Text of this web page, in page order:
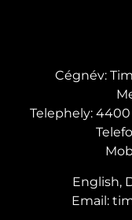
Cégnév:
Telephely: 4400
English,
Email: